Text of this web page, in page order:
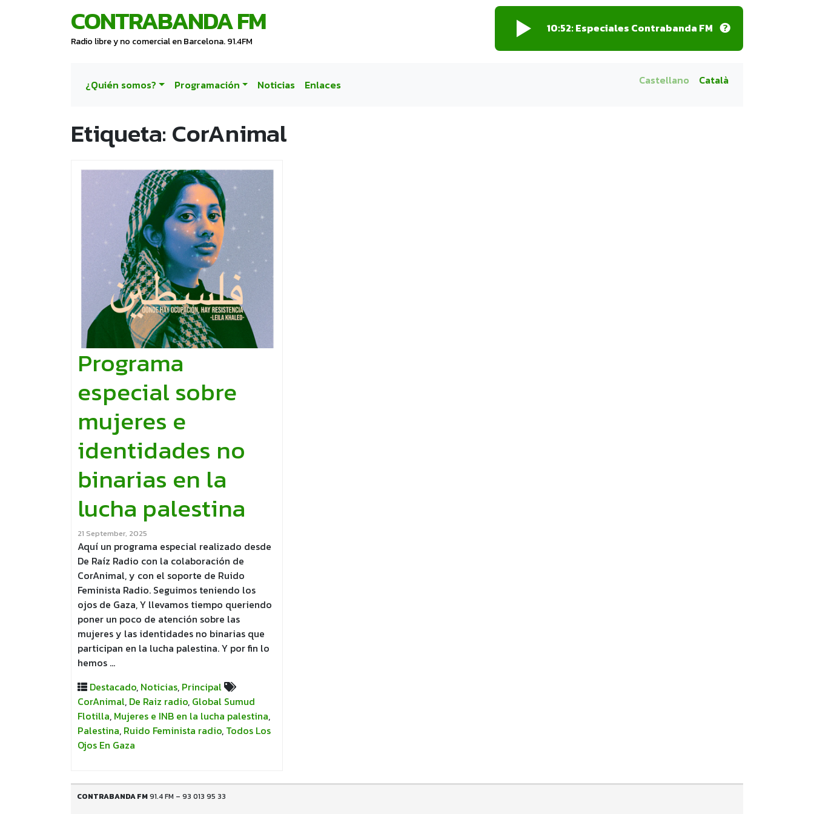
CONTRABANDA FM
Radio libre y no comercial en Barcelona. 91.4FM
10:52:Especiales Contrabanda FM
¿Quién somos? Programación Noticias Enlaces Castellano Català
Etiqueta: CorAnimal
Programa
especial sobre
mujeres e
identidades no
binarias en la
lucha palestina
21 September, 2025
Aquí un programa especial realizado desde
De Raíz Radio con la colaboración de
CorAnimal, y con el soporte de Ruido
Feminista Radio. Seguimos teniendo los
ojos de Gaza, Y llevamos tiempo queriendo
poner un poco de atención sobre las
mujeres y las identidades no binarias que
participan en la lucha palestina. Y por fin lo
hemos …
Destacado, Noticias, Principal
CorAnimal, De Raiz radio, Global Sumud
Flotilla, Mujeres e INB en la lucha palestina,
Palestina, Ruido Feminista radio, Todos Los
Ojos En Gaza
CONTRABANDA FM91.4 FM – 93 013 95 33